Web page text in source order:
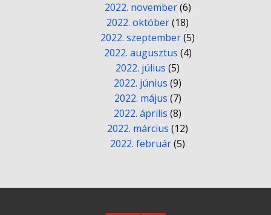
2022. november(6)
2022. október(18)
2022. szeptember(5)
2022. augusztus (4)
2022. július (5)
2022. június (9)
2022. május (7)
2022. április (8)
2022. március (12)
2022. február(5)